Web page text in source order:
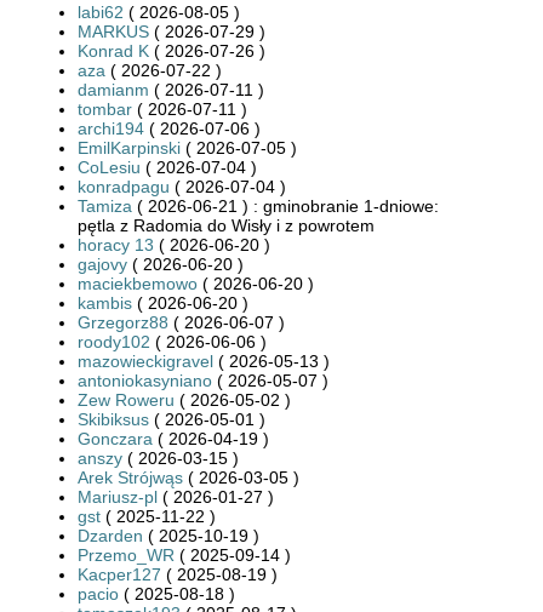
labi62 ( 2026-08-05 )
MARKUS ( 2026-07-29 )
Konrad K ( 2026-07-26 )
aza ( 2026-07-22 )
damianm ( 2026-07-11 )
tombar ( 2026-07-11 )
archi194 ( 2026-07-06 )
EmilKarpinski ( 2026-07-05 )
CoLesiu ( 2026-07-04 )
konradpagu ( 2026-07-04 )
Tamiza ( 2026-06-21 ) : gminobranie 1-dniowe:
pętla z Radomia do Wisły i z powrotem
horacy 13 ( 2026-06-20 )
gajovy ( 2026-06-20 )
maciekbemowo ( 2026-06-20 )
kambis ( 2026-06-20 )
Grzegorz88 ( 2026-06-07 )
roody102 ( 2026-06-06 )
mazowieckigravel ( 2026-05-13 )
antoniokasyniano ( 2026-05-07 )
Zew Roweru ( 2026-05-02 )
Skibiksus ( 2026-05-01 )
Gonczara ( 2026-04-19 )
anszy ( 2026-03-15 )
Arek Strójwąs ( 2026-03-05 )
Mariusz-pl ( 2026-01-27 )
gst ( 2025-11-22 )
Dzarden ( 2025-10-19 )
Przemo_WR ( 2025-09-14 )
Kacper127 ( 2025-08-19 )
pacio ( 2025-08-18 )